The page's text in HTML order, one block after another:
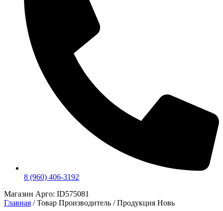
8 (960) 406-3192
Магазин Арго: ID575081
Главная / Товар Производитель / Продукция Новь